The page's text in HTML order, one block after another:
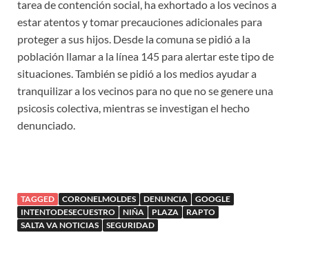
tarea de contención social, ha exhortado a los vecinos a
estar atentos y tomar precauciones adicionales para
proteger a sus hijos. Desde la comuna se pidió a la
población llamar a la línea 145 para alertar este tipo de
situaciones. También se pidió a los medios ayudar a
tranquilizar a los vecinos para no que no se genere una
psicosis colectiva, mientras se investigan el hecho
denunciado.
TAGGED CORONELMOLDES DENUNCIA
GOOGLE
INTENTODESECUESTRO
NIÑA PLAZA
RAPTO
SALTA VA NOTICIAS
SEGURIDAD